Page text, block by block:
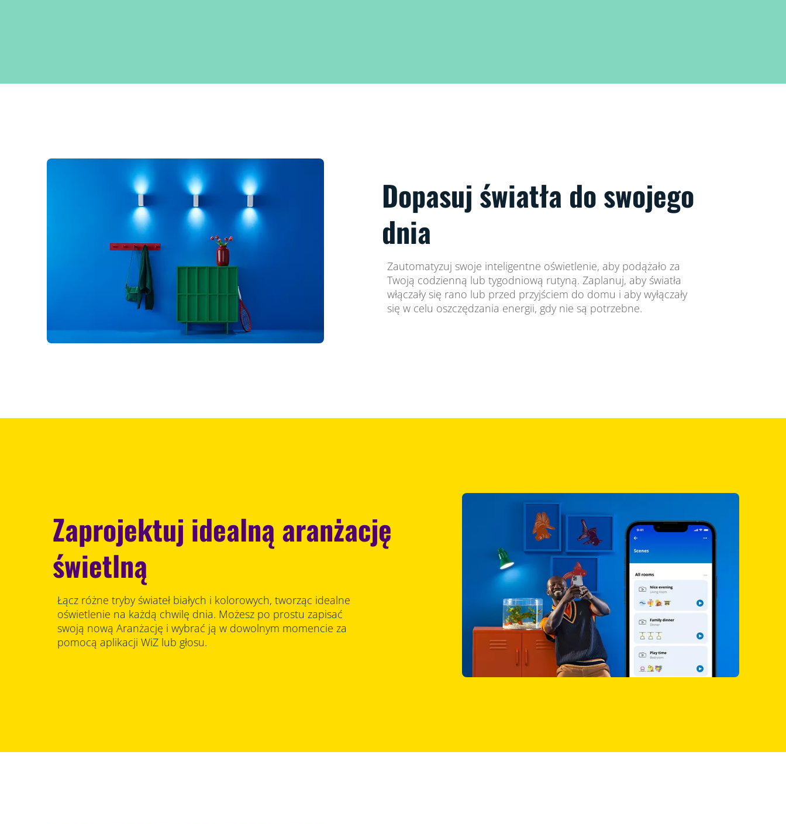
Dopasuj światła do swojego
dnia
Zautomatyzuj swoje inteligentne oświetlenie, aby podążało za
Twoją codzienną lub tygodniową rutyną. Zaplanuj, aby światła
włączały się rano lub przed przyjściem do domu i aby wyłączały
się w celu oszczędzania energii, gdy nie są potrzebne.
Zaprojektuj idealną aranżację
świetlną
Łącz różne tryby świateł białych i kolorowych, tworząc idealne
oświetlenie na każdą chwilę dnia. Możesz po prostu zapisać
swoją nową Aranżację i wybrać ją w dowolnym momencie za
pomocą aplikacji WiZ lub głosu.